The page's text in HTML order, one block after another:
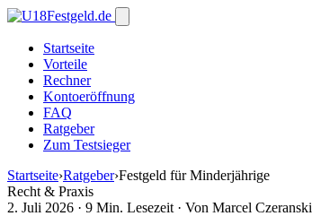
Startseite
Vorteile
Rechner
Kontoeröffnung
FAQ
Ratgeber
Zum Testsieger
Startseite›Ratgeber›Festgeld für Minderjährige
Recht & Praxis
2. Juli 2026 · 9 Min. Lesezeit · Von Marcel Czeranski